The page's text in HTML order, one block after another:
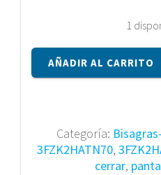
1
Bisagras
3FZK2HATN90
AÑADIR AL CARRITO
Categoría:
3FZK2HATN70,
cerrar,